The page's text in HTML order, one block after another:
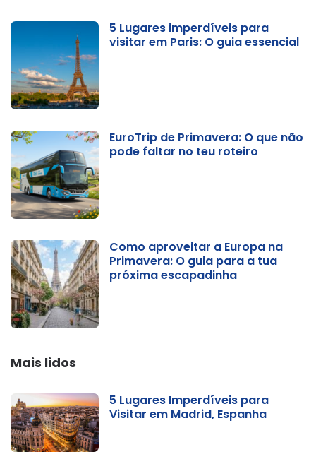
5 Lugares imperdíveis para
visitar em Paris: O guia essencial
EuroTrip de Primavera: O que não
pode faltar no teu roteiro
Como aproveitar a Europa na
Primavera: O guia para a tua
próxima escapadinha
Mais lidos
5 Lugares Imperdíveis para
Visitar em Madrid, Espanha